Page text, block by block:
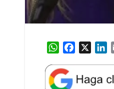
W
a
t
e
k